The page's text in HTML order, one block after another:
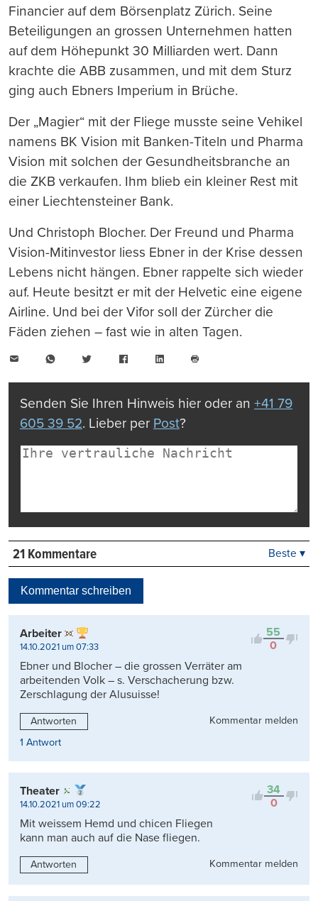
Financier auf dem Börsenplatz Zürich. Seine
Beteiligungen an grossen Unternehmen hatten
auf dem Höhepunkt 30 Milliarden wert. Dann
krachte die ABB zusammen, und mit dem Sturz
ging auch Ebners Imperium in Brüche.
Der „Magier“ mit der Fliege musste seine Vehikel
namens BK Vision mit Banken-Titeln und Pharma
Vision mit solchen der Gesundheitsbranche an
die ZKB verkaufen. Ihm blieb ein kleiner Rest mit
einer Liechtensteiner Bank.
Und Christoph Blocher. Der Freund und Pharma
Vision-Mitinvestor liess Ebner in der Krise dessen
Lebens nicht hängen. Ebner rappelte sich wieder
auf. Heute besitzt er mit der Helvetic eine eigene
Airline. Und bei der Vifor soll der Zürcher die
Fäden ziehen – fast wie in alten Tagen.
WhatsAppTwitter FacebookLinkedIn
drucken
Senden Sie Ihren Hinweis hier oder an +41 79
605 39 52. Lieber per Post?
21 Kommentare
Kontrovers
Beste ▾
Kommentar schreiben
55
0
Arbeiter
14.10.2021 um 07:33
Ebner und Blocher – die grossen Verräter am
arbeitenden Volk – s. Verschacherung bzw.
Zerschlagung der Alusuisse!
Antworten
Kommentar melden
1 Antwort
34
0
Theater
14.10.2021 um 09:22
Mit weissem Hemd und chicen Fliegen
kann man auch auf die Nase fliegen.
Antworten Kommentar melden